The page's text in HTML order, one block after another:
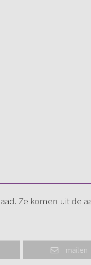
Ze komen uit de
mailen